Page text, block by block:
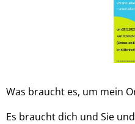
Was braucht es, um mein
Es braucht dich und Sie